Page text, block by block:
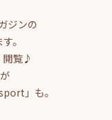
ジンの
。
閲覧♪
」も。